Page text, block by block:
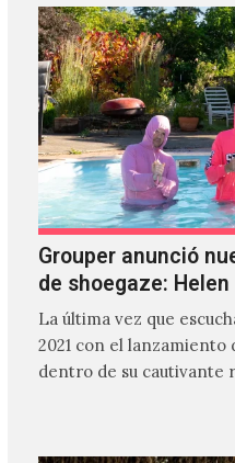
Grouper anunció
de shoegaze: Helen
La última vez que
2021 con el lanzamiento
dentro de su cautivante